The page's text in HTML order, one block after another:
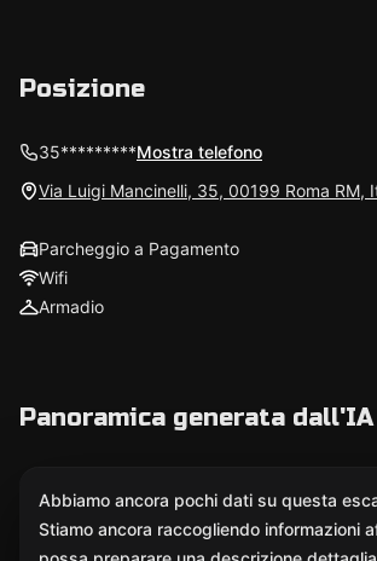
Posizione
35*********Mostra telefono
Via Luigi Mancinelli, 35, 00199 Roma RM,
Parcheggio a Pagamento
Wifi
Armadio
Panoramica generata dall'IA
Abbiamo ancora pochi dati su questa
Stiamo ancora raccogliendo informazioni